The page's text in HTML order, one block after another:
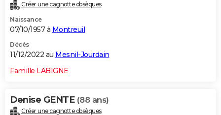
Destinations
City break
Voyage nature
Voyage de noces
Forum
Climat
+PHOTO
GUIDES D'ACHAT
BONS PLANS
CARTE DE VOEUX
Dictionnaire
Biographies
Citations
Expressions
Proverbes
PROGRAMME TV
Créer une cagnotte obsèques
Naissance
07/10/1957 à Montreuil
Décès
11/12/2022 au Mesnil-Jourdain
Famille LABIGNE
Denise GENTE (88 ans)
Créer une cagnotte obsèques